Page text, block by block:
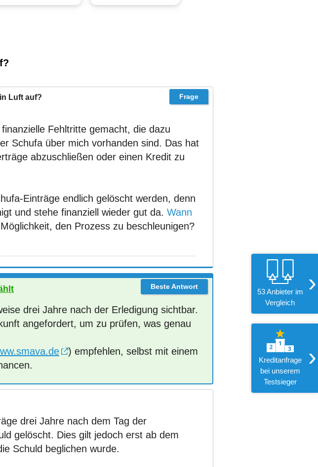
53 Anbieter im
Vergleich
›
Kreditanfrage
bei unserem
Testsieger
›
Luft auf?
Fehltritte gemacht, die dazu
Schufa über mich vorhanden sind. Das hat
abzuschließen oder einen Kredit zu
Einträge endlich gelöscht werden, denn
und stehe finanziell wieder gut da. Wann
den Prozess zu beschleunigen?
drei Jahre nach der Erledigung sichtbar.
angefordert, um zu prüfen, was genau
) empfehlen, selbst mit einem
drei Jahre nach dem Tag der
gelöscht. Dies gilt jedoch erst ab dem
Schuld beglichen wurde.